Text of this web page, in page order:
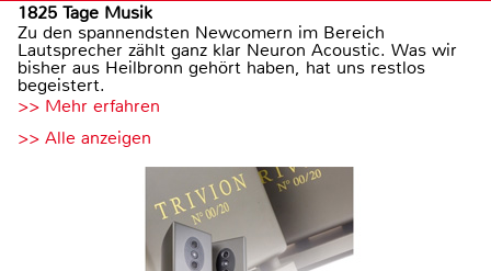
1825 Tage Musik
Zu den spannendsten Newcomern im Bereich
Lautsprecher zählt ganz klar Neuron Acoustic. Was wir
bisher aus Heilbronn gehört haben, hat uns restlos
begeistert.
>> Mehr erfahren
>> Alle anzeigen